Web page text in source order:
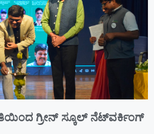
ಗ್ರೀನ್ ಸ್ಕೂಲ್ ನೆಟ್‌ವರ್ಕಿಂಗ್